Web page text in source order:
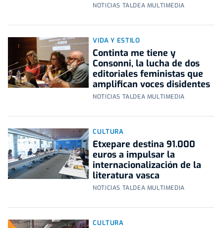
NOTICIAS TALDEA MULTIMEDIA
VIDA Y ESTILO
Continta me tiene y
Consonni, la lucha de dos
editoriales feministas que
amplifican voces disidentes
NOTICIAS TALDEA MULTIMEDIA
CULTURA
Etxepare destina 91.000
euros a impulsar la
internacionalización de la
literatura vasca
NOTICIAS TALDEA MULTIMEDIA
CULTURA